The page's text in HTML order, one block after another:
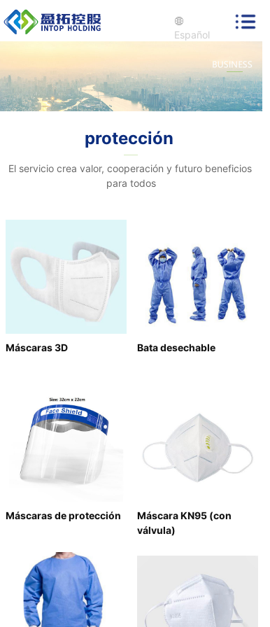
Español
protección
El servicio crea valor, cooperación y futuro beneficios
para todos
Máscaras 3D Bata desechable
Máscaras de protección
Máscara KN95 (con
válvula)